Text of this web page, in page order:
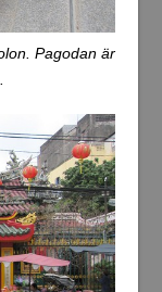
Pagodan är